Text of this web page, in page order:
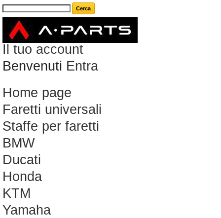
Carrello(vuoto)
Il tuo account
Benvenuti Entra
Home page
Faretti universali
Staffe per faretti
BMW
Ducati
Honda
KTM
Yamaha